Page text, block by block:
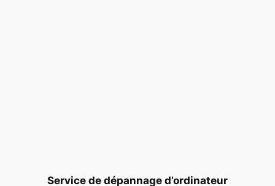
Service de dépannage d’ordinateur